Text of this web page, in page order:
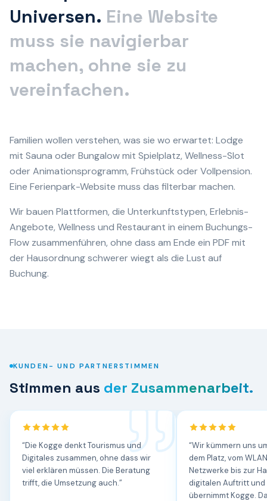
Universen. Eine Website
muss sie navigierbar
machen, ohne sie zu
vereinfachen.
Familien wollen verstehen, was sie wo erwartet: Lodge
mit Sauna oder Bungalow mit Spielplatz, Wellness-Slot
oder Animationsprogramm, Frühstück oder Vollpension.
Eine Ferienpark-Website muss das filterbar machen.
Wir bauen Plattformen, die Unterkunftstypen, Erlebnis-
Angebote, Wellness und Restaurant in einem Buchungs-
Flow zusammenführen, ohne dass am Ende ein PDF mit
der Hausordnung schwerer wiegt als die Lust auf
Buchung.
KUNDEN- UND PARTNERSTIMMEN
Stimmen aus der Zusammenarbeit.
“Die Kogge denkt Tourismus und
Digitales zusammen, ohne dass wir
viel erklären müssen. Die Beratung
trifft, die Umsetzung auch.”
“Wir kümmern uns
dem Platz, vom
Netzwerke bis zur
digitalen Auftritt
übernimmt Kogge.